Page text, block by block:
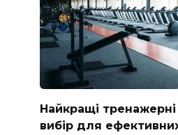
Найкращі
вибір для